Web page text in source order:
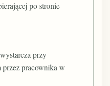
po stronie
przy
przez pracownika w